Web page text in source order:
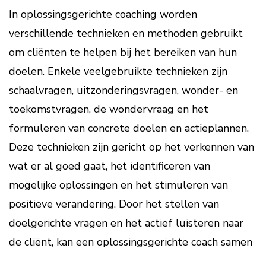
In oplossingsgerichte coaching worden
verschillende technieken en methoden gebruikt
om cliënten te helpen bij het bereiken van hun
doelen. Enkele veelgebruikte technieken zijn
schaalvragen, uitzonderingsvragen, wonder- en
toekomstvragen, de wondervraag en het
formuleren van concrete doelen en actieplannen.
Deze technieken zijn gericht op het verkennen van
wat er al goed gaat, het identificeren van
mogelijke oplossingen en het stimuleren van
positieve verandering. Door het stellen van
doelgerichte vragen en het actief luisteren naar
de cliënt, kan een oplossingsgerichte coach samen